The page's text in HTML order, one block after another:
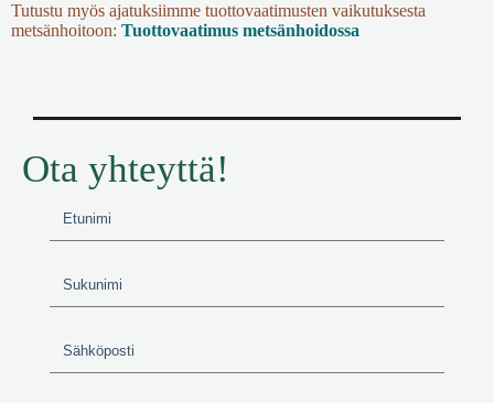
Tutustu myös ajatuksiimme tuottovaatimusten vaikutuksesta
metsänhoitoon: Tuottovaatimus metsänhoidossa
Ota yhteyttä!